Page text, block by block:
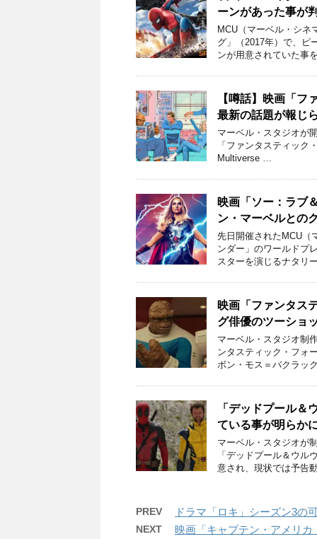
ーンがあった事が
MCU（マーベル・シネ
グ」（2017年）で、ピ
ンが用意されていた事
【噂話】映画「フ
最新の話題が報じ
マーベル・スタジオが
「ファンタスティック
Multiverse …
映画「ソー：ラブ
ン・マーベルとの
先日開催されたMCU（
ンダー」のワールドプ
スターを演じるナタリ
映画「ファンタス
グ俳優のツーショ
マーベル・スタジオ制
ンタスティック・フォ
ボン・モス＝バクラッ
「デッドプール＆
ている事が明らか
マーベル・スタジオが
「デッドプール＆ウル
意され、現状では予告
PREV ドラマ「ロキ」シーズン3の
NEXT 映画「キャプテン・アメリ